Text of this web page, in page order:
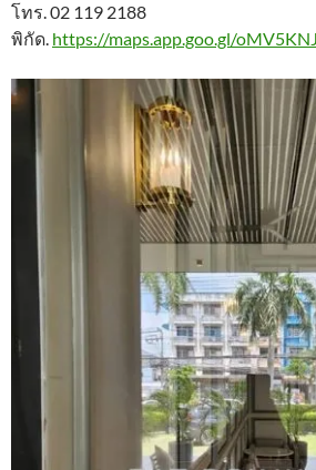
โทร. 02 119 2188
พิกัด. https://maps.app.goo.gl/